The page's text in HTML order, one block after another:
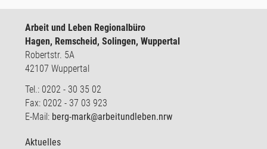
Arbeit und Leben Regionalbüro
Hagen, Remscheid, Solingen, Wuppertal
Robertstr. 5A
42107 Wuppertal
Tel.: 0202 - 30 35 02
Fax: 0202 - 37 03 923
E-Mail: berg-mark@arbeitundleben.nrw
Aktuelles